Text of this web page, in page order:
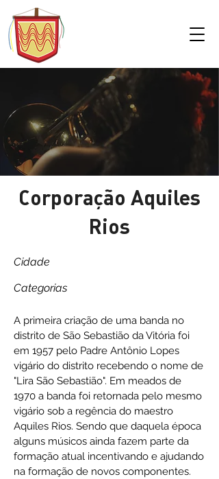
Corporação Aquiles
Rios
Cidade
Categorias
A primeira criação de uma banda no
distrito de São Sebastião da Vitória foi
em 1957 pelo Padre Antônio Lopes
vigário do distrito recebendo o nome de
"Lira São Sebastião". Em meados de
1970 a banda foi retornada pelo mesmo
vigário sob a regência do maestro
Aquiles Rios. Sendo que daquela época
alguns músicos ainda fazem parte da
formação atual incentivando e ajudando
na formação de novos componentes.